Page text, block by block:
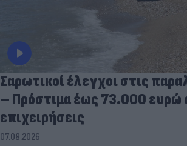
Σαρωτικοί έλεγχοι στις
– Πρόστιμα έως 73.000 ευρώ
επιχειρήσεις
07.08.2026